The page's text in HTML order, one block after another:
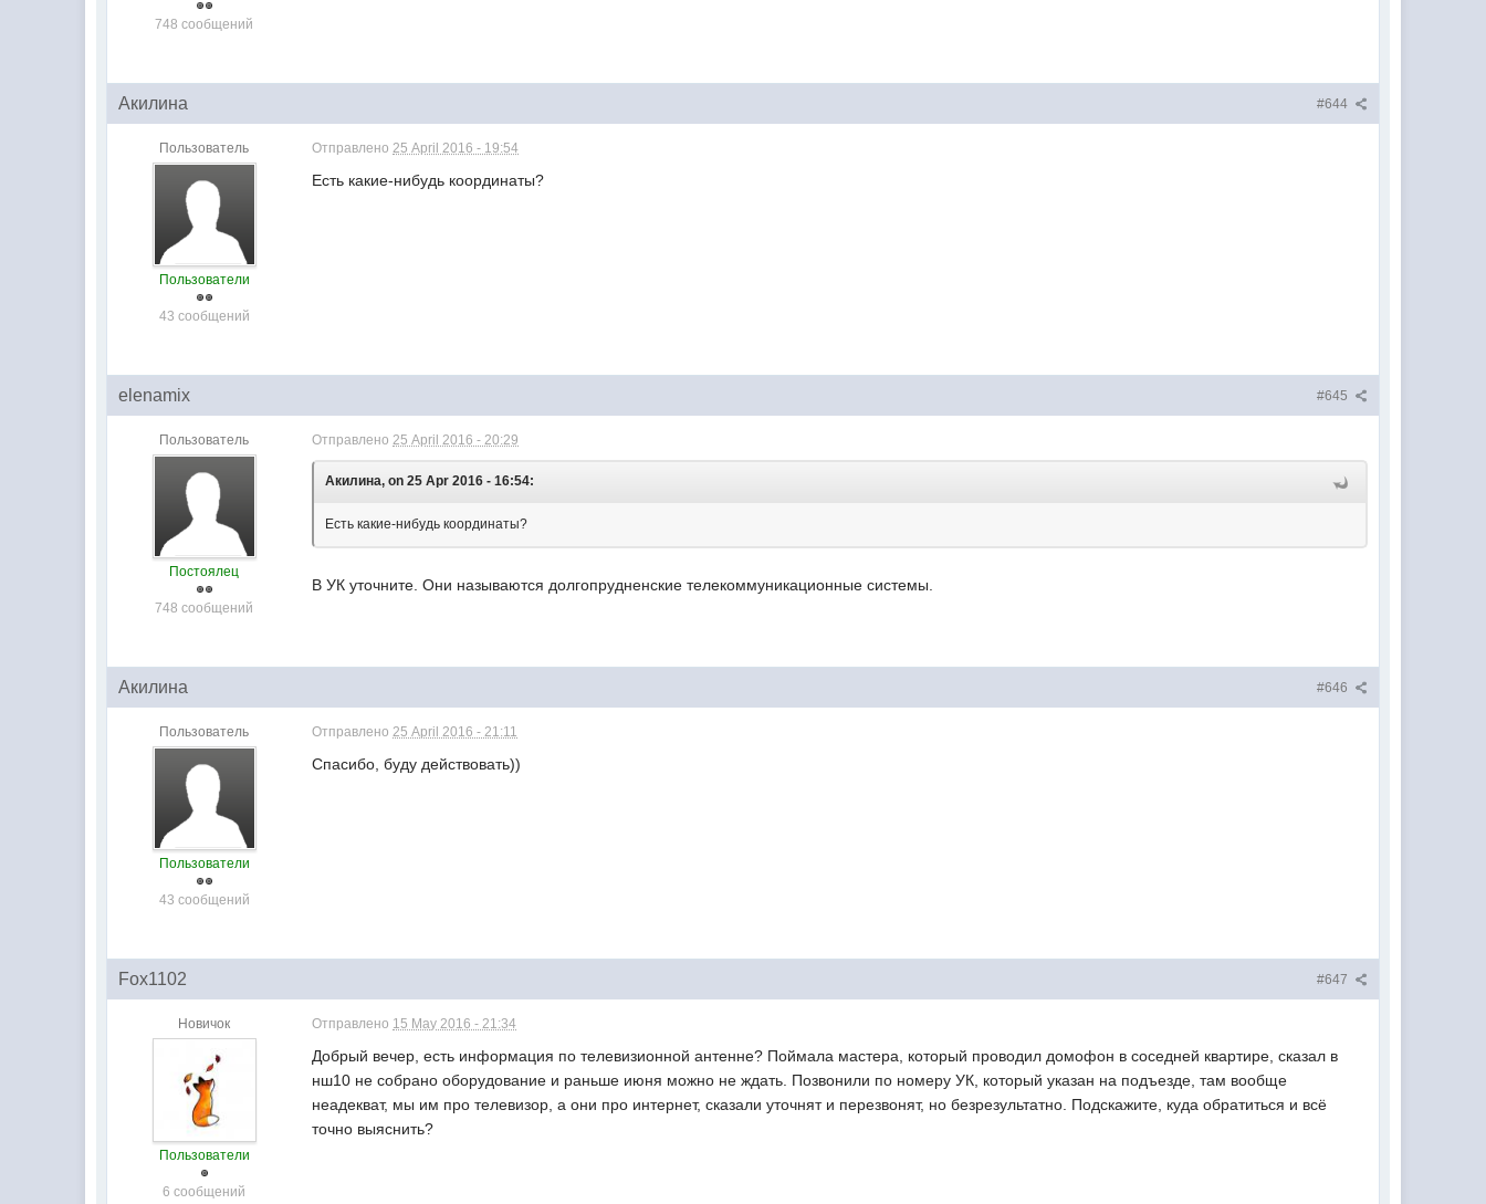
748 сообщений
#644
Акилина
Пользователь
Пользователи
43 сообщений
Отправлено25 April 2016 - 19:54
Есть какие-нибудь координаты?
#645
elenamix
Пользователь
Постоялец
748 сообщений
Отправлено25 April 2016 - 20:29
Акилина, on 25 Apr 2016 - 16:54:
Есть какие-нибудь координаты?
В УК уточните. Они называются долгопрудненские телекоммуникационные системы.
#646
Акилина
Пользователь
Пользователи
43 сообщений
Отправлено25 April 2016 - 21:11
Спасибо, буду действовать))
#647
Fox1102
Новичок
Пользователи
6 сообщений
Отправлено 15 May 2016 - 21:34
Добрый вечер, есть информация по телевизионной антенне? Поймала мастера, который проводил домофон в соседней квартире, сказал в
нш10 не собрано оборудование и раньше июня можно не ждать. Позвонили по номеру УК, который указан на подъезде, там вообще
неадекват, мы им про телевизор, а они про интернет, сказали уточнят и перезвонят, но безрезультатно. Подскажите, куда обратиться и всё
точно выяснить?